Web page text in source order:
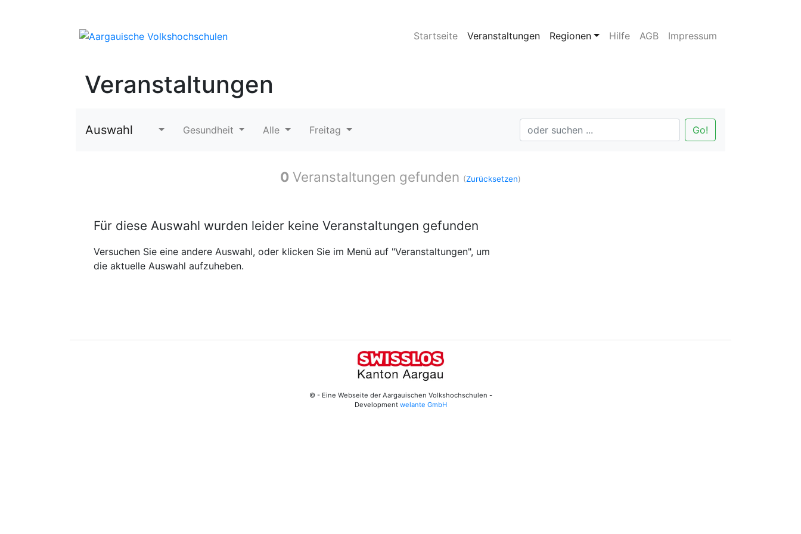
Startseite Veranstaltungen Regionen Hilfe AGB Impressum
Veranstaltungen
Auswahl Gesundheit Alle Freitag Go!
0 Veranstaltungen gefunden (Zurücksetzen)
Für diese Auswahl wurden leider keine Veranstaltungen gefunden
Versuchen Sie eine andere Auswahl, oder klicken Sie im Menü auf "Veranstaltungen", um
die aktuelle Auswahl aufzuheben.
© - Eine Webseite der Aargauischen Volkshochschulen -
Development welante GmbH